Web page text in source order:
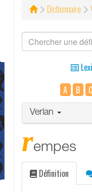
Dictionnaire
A
B C
Verlan
rempes
Définition